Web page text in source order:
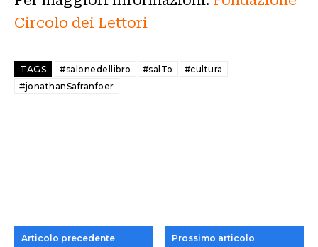
Circolo dei Lettori
TAGS #salonedellibro #salTo
#cultura
#jonathanSafranfoer
Articolo precedente Prossimo articolo